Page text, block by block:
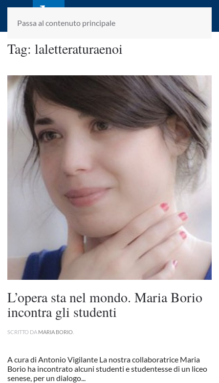
Passa al contenuto principale
laletteraturaenoi.it
fondato da Romano Luperini
Tag: laletteraturaenoi
L’opera sta nel mondo. Maria Borio
incontra gli studenti
SCRITTO DA MARIA BORIO
A cura di Antonio Vigilante La nostra collaboratrice Maria
Borio ha incontrato alcuni studenti e studentesse di un liceo
senese, per un dialogo...